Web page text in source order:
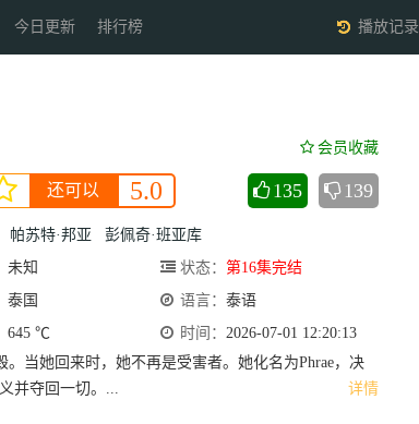
今日更新 排行榜 播放记录
会员收藏
还可以 5.0 135 139
帕苏特·邦亚
彭佩奇·班亚库
未知 状态： 第16集完结
泰国 语言： 泰语
645 ℃ 时间： 2026-07-01 12:20:13
详情
当她回来时，她不再是受害者。她化名为Phrae，决
并夺回一切。...